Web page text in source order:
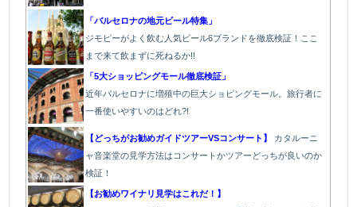
「バルセロナの地元ビール特集」
ジモピーがよく飲む人気ビール6ブランドを徹底検証！ここ
まで来て飲まずに死ねるか!!
「5大ショッピングモール徹底検証」
近年バルセロナに増殖中の巨大ショピングモール。旅行者に
一番使いやすいのはどれ?!
【どっちがお勧めガイドツアーVSコンサート】 カタルーニ
ャ音楽堂の見学方法はコンサートかツアーどっちが良いのか
検証！
【お勧めワイナリ見学はこれだ！】